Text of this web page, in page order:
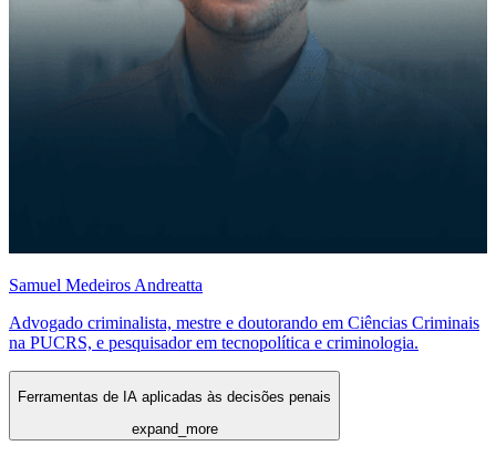
Samuel Medeiros Andreatta
Advogado criminalista, mestre e doutorando em Ciências Criminais
na PUCRS, e pesquisador em tecnopolítica e criminologia.
Ferramentas de IA aplicadas às decisões penais
expand_more